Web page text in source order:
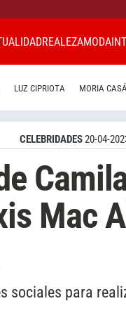
REALEZAMODA
LUZ CIPRIOTA MORIA
CELEBRIDADES20-04-
Mac
sociales para